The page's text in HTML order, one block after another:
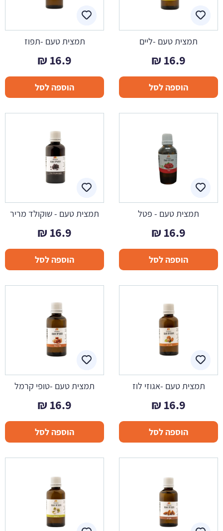
תמצית טעם -ליים
16.9
₪
הוספה לסל
תמצית טעם -תפוז
16.9
₪
הוספה לסל
תמצית טעם - פטל
16.9
₪
הוספה לסל
תמצית טעם - שוקולד מריר
16.9
₪
הוספה לסל
תמצית טעם -אגוזי לוז
16.9
₪
הוספה לסל
תמצית טעם -טופי קרמל
16.9
₪
הוספה לסל